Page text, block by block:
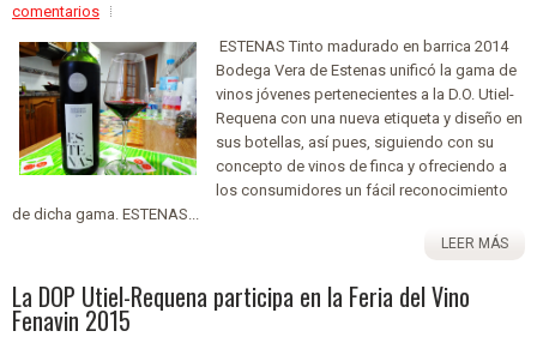
comentarios
ESTENAS Tinto madurado en barrica 2014
Bodega Vera de Estenas unificó la gama de
vinos jóvenes pertenecientes a la D.O. Utiel-
Requena con una nueva etiqueta y diseño en
sus botellas, así pues, siguiendo con su
concepto de vinos de finca y ofreciendo a
los consumidores un fácil reconocimiento
de dicha gama. ESTENAS...
LEER MÁS
La DOP Utiel-Requena participa en la Feria del Vino
Fenavin 2015